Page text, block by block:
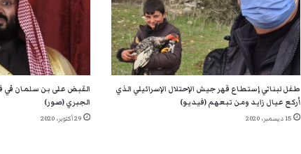
طفل لبناني إستطاع قهر جيش الإحتلال الإسرائيلي الذي
أركع عيال زايد ومن تبعهم (فيديو)
15 ديسمبر، 2020
القبض على بن سلمان في
الجبري (صور)
29 أكتوبر، 2020